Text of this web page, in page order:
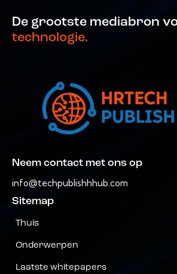
De grootste mediabron
technologie.
Neem contact met ons op
info@techpublishhhub.com
Sitemap
Thuis
Onderwerpen
Laatste whitepapers